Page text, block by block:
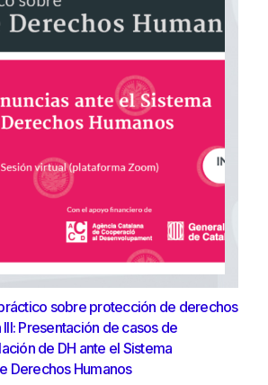
sobre protección de derechos
Presentación de casos de
de DH ante el Sistema
Derechos Humanos